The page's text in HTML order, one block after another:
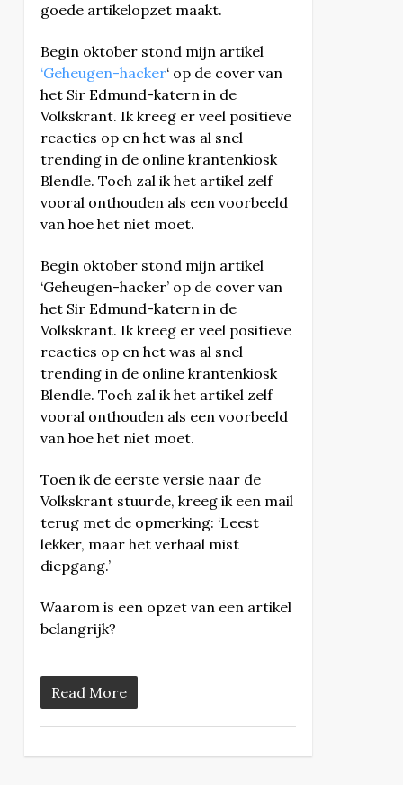
goede artikelopzet maakt.
Begin oktober stond mijn artikel
‘Geheugen-hacker‘ op de cover van
het Sir Edmund-katern in de
Volkskrant. Ik kreeg er veel positieve
reacties op en het was al snel
trending in de online krantenkiosk
Blendle. Toch zal ik het artikel zelf
vooral onthouden als een voorbeeld
van hoe het niet moet.
Begin oktober stond mijn artikel
‘Geheugen-hacker’ op de cover van
het Sir Edmund-katern in de
Volkskrant. Ik kreeg er veel positieve
reacties op en het was al snel
trending in de online krantenkiosk
Blendle. Toch zal ik het artikel zelf
vooral onthouden als een voorbeeld
van hoe het niet moet.
Toen ik de eerste versie naar de
Volkskrant stuurde, kreeg ik een mail
terug met de opmerking: ‘Leest
lekker, maar het verhaal mist
diepgang.’
Waarom is een opzet van een artikel
belangrijk?
Read More